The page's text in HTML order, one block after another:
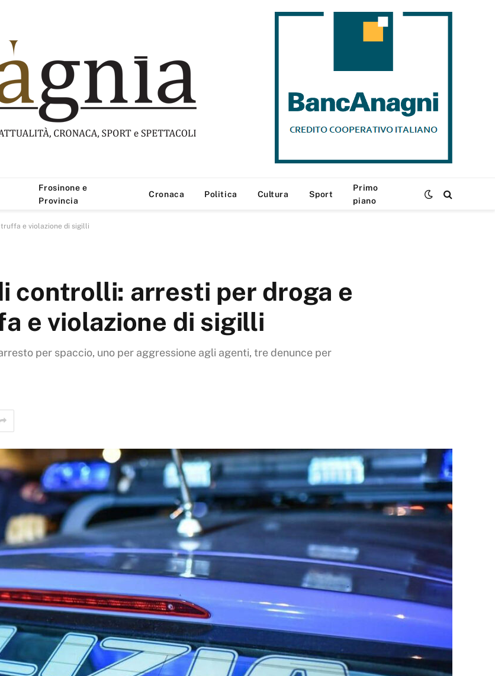
Frosinone e
Provincia
Cronaca Politica Cultura Sport
Primo
piano
e violazione di sigilli
controlli: arresti per droga e
e violazione di sigilli
per spaccio, uno per aggressione agli agenti, tre denunce per